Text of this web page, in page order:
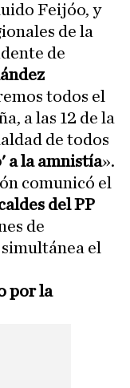
Feijóo, y
de la
de
todos el
a las 12 de la
de todos
a la amnistía».
comunicó el
del PP
de
el
por la